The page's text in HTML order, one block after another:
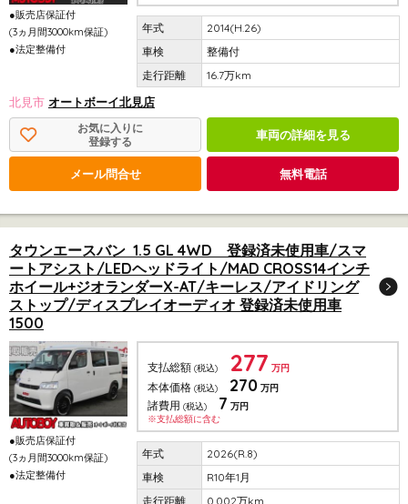
●販売店保証付
(3ヵ月間3000km保証)
●法定整備付
2014(H.26)
整備付
16.7万km
北見市 オートボーイ北見店
お気に入りに
登録する
車両の詳細を見る
メール問合せ 無料電話
タウンエースバン 1.5 GL 4WD 登録済未使用車/スマ
ートアシスト/LEDヘッドライト/MAD CROSS14インチ
ホイール+ジオランダーX-AT/キーレス/アイドリング
ストップ/ディスプレイオーディオ 登録済未使用車
1500
●販売店保証付
(3ヵ月間3000km保証)
●法定整備付
支払総額 (税込) 277 万円
本体価格 (税込) 270 万円
諸費用 (税込) 7 万円
※支払総額に含む
2026(R.8)
R10年1月
0.002万km